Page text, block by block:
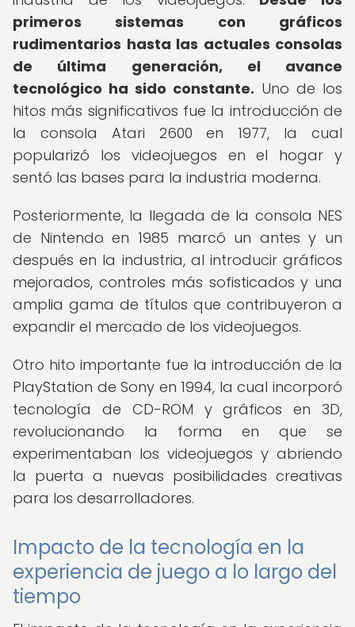
primeros sistemas con gráficos
rudimentarios hasta las actuales consolas
de última generación, el avance
tecnológico ha sido constante. Uno de los
hitos más significativos fue la introducción de
la consola Atari 2600 en 1977, la cual
popularizó los videojuegos en el hogar y
sentó las bases para la industria moderna.
Posteriormente, la llegada de la consola NES
de Nintendo en 1985 marcó un antes y un
después en la industria, al introducir gráficos
mejorados, controles más sofisticados y una
amplia gama de títulos que contribuyeron a
expandir el mercado de los videojuegos.
Otro hito importante fue la introducción de la
PlayStation de Sony en 1994, la cual incorporó
tecnología de CD-ROM y gráficos en 3D,
revolucionando la forma en que se
experimentaban los videojuegos y abriendo
la puerta a nuevas posibilidades creativas
para los desarrolladores.
Impacto de la tecnología en la
experiencia de juego a lo largo del
tiempo